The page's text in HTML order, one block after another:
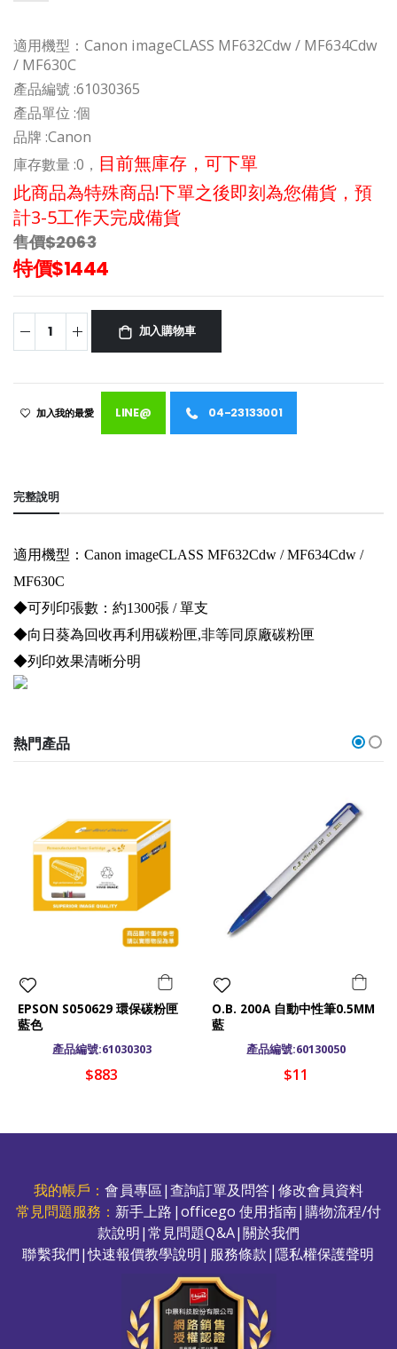
適用機型：Canon imageCLASS MF632Cdw / MF634Cdw
/ MF630C
產品編號 :61030365
產品單位 :個
品牌 :Canon
庫存數量 :0， 目前無庫存，可下單
此商品為特殊商品!下單之後即刻為您備貨，預
計3-5工作天完成備貨
售價$2063
特價$1444
加入購物車
加入我的最愛 LINE@ 04-23133001
完整說明
適用機型：Canon imageCLASS MF632Cdw / MF634Cdw /
MF630C
◆可列印張數：約1300張 / 單支
◆向日葵為回收再利用碳粉匣,非等同原廠碳粉匣
◆列印效果清晰分明
熱門產品
EPSON S050629 環保碳粉匣
藍色
產品編號:61030303
$883
O.B. 200A 自動中性筆0.5MM
藍
產品編號:60130050
$11
我的帳戶：會員專區|查詢訂單及問答| 修改會員資料
常見問題服務： 新手上路 |officego 使用指南|購物流程/付
款說明|常見問題Q&A|關於我們
聯繫我們|快速報價教學說明| 服務條款|隱私權保護聲明